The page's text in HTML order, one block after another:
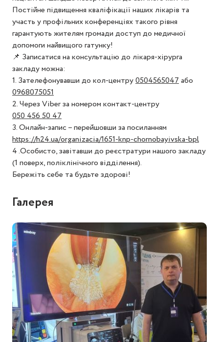
Постійне підвищення кваліфікації наших лікарів та
участь у профільних конференціях такого рівня
гарантують жителям громади доступ до медичної
допомоги найвищого гатунку!
📌 Записатися на консультацію до лікаря-хірурга
закладу можна:
1. Зателефонувавши до кол-центру0504565047або
0968075051
2. Через Viber за номером контакт-центру
050 456 50 47
3. Онлайн-запис – перейшовши за посиланням
https://h24.ua/organizacia/1651-knp-chornobayivska-bpl
4 .Особисто, завітавши до реєстратури нашого закладу
(1 поверх, поліклінічного відділення).
Бережіть себе та будьте здорові!
Галерея